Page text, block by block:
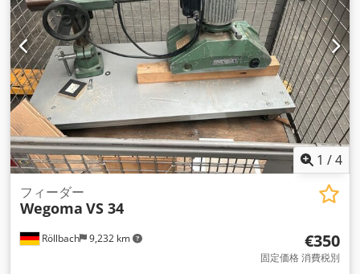
1 /4
Röllbach 9,232 km
フィーダー
Wegoma VS 34
€350
固定価格 消費税別